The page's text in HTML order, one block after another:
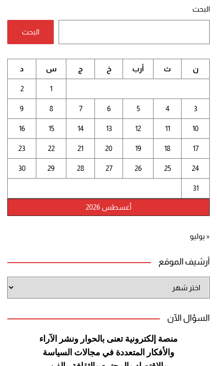
البحث
البحث
أغسطس 2026
ن ث أرب خ ج س د
1
2
3
4
5
6
7
8
9
10
11
12
13
14
15
16
17
18
19
20
21
22
23
24
25
26
27
28
29
30
31
« يوليو
أرشيف الموقع
الموقع
السؤال الآن
منصة إلكترونية تعنى بالحوار ونشر الآراء
والأفكار المتعددة في مجالات السياسة